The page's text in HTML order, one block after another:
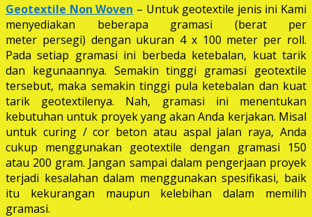
Geotextile Non Woven – Untuk geotextile jenis ini Kami
menyediakan beberapa gramasi (berat per
meter persegi) dengan ukuran 4 x 100 meter per roll.
Pada setiap gramasi ini berbeda ketebalan, kuat tarik
dan kegunaannya. Semakin tinggi gramasi geotextile
tersebut, maka semakin tinggi pula ketebalan dan kuat
tarik geotextilenya. Nah, gramasi ini menentukan
kebutuhan untuk proyek yang akan Anda kerjakan. Misal
untuk curing / cor beton atau aspal jalan raya, Anda
cukup menggunakan geotextile dengan gramasi 150
atau 200 gram. Jangan sampai dalam pengerjaan proyek
terjadi kesalahan dalam menggunakan spesifikasi, baik
itu kekurangan maupun kelebihan dalam memilih
gramasi.